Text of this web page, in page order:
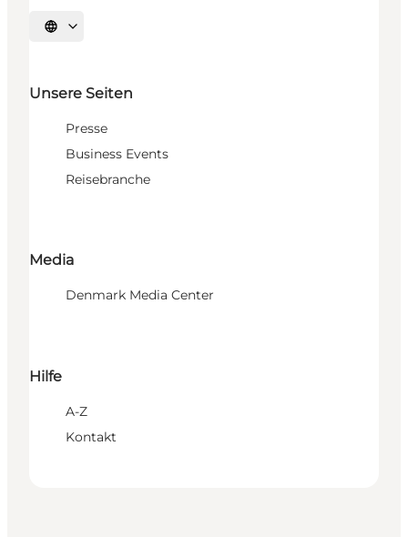
Sprache auswählen
Unsere Seiten
Presse
Business Events
Reisebranche
Media
Denmark Media Center
Hilfe
A-Z
Kontakt